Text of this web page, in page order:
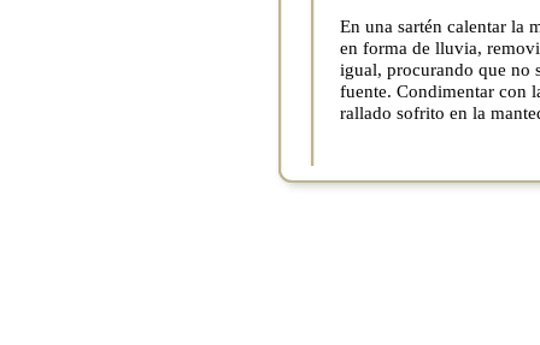
En una sartén calentar la
en forma de lluvia,
igual, procurando que no
fuente. Condimentar con
rallado sofrito en la